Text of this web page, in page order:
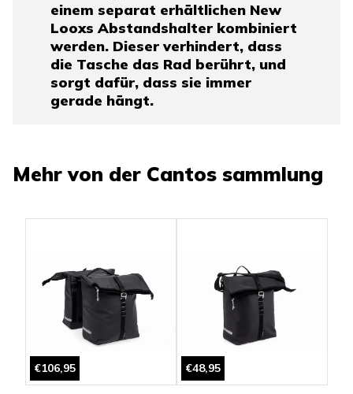
einem separat erhältlichen New
Looxs Abstandshalter kombiniert
werden. Dieser verhindert, dass
die Tasche das Rad berührt, und
sorgt dafür, dass sie immer
gerade hängt.
Mehr von der Cantos sammlung
€106,95 €48,95